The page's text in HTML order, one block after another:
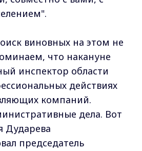
виновных на этом не
что накануне
инспектор области
действиях
компаний.
дела. Вот
Дударева
председатель